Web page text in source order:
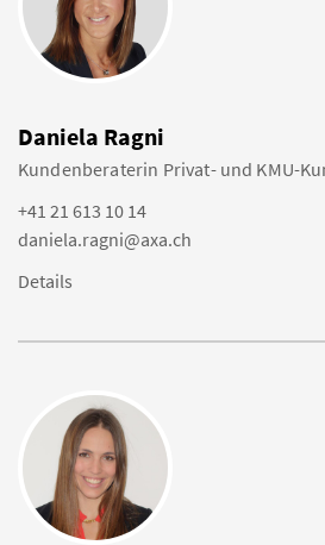
Daniela Ragni
Kundenberaterin Privat- und KMU-
+41 21 613 10 14
daniela.ragni@axa.ch
Details